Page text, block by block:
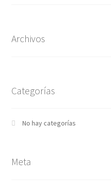
Archivos
Categorías
No hay categorías
Meta